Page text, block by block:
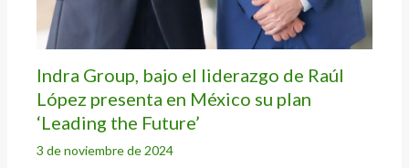
Indra Group, bajo el liderazgo de Raúl
López presenta en México su plan
‘Leading the Future’
3 de noviembre de 2024